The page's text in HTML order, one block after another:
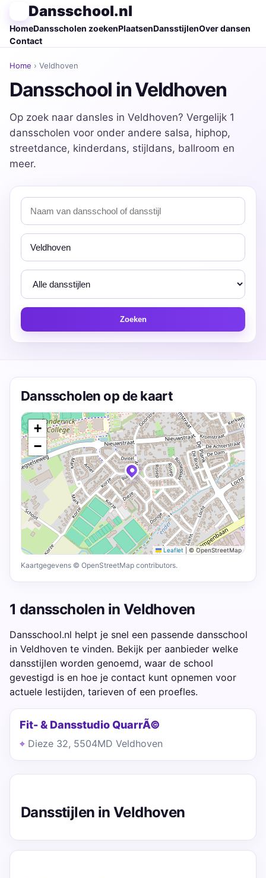
Dansschool.nl
HomeDansscholen zoekenPlaatsenDansstijlenOver dansen
Contact
Home › Veldhoven
Dansschool in Veldhoven
Op zoek naar dansles in Veldhoven? Vergelijk 1
dansscholen voor onder andere salsa, hiphop,
streetdance, kinderdans, stijldans, ballroom en
meer.
Zoeken
Dansscholen op de kaart
+
−
Leaflet © OpenStreetMap
Kaartgegevens © OpenStreetMap contributors.
1 dansscholen in Veldhoven
Dansschool.nl helpt je snel een passende dansschool
in Veldhoven te vinden. Bekijk per aanbieder welke
dansstijlen worden genoemd, waar de school
gevestigd is en hoe je contact kunt opnemen voor
actuele lestijden, tarieven of een proefles.
Fit- & Dansstudio QuarrÃ©
Dieze 32, 5504MD Veldhoven
Dansstijlen in Veldhoven